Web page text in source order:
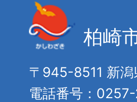
柏崎
〒945-8511 新
電話番号：